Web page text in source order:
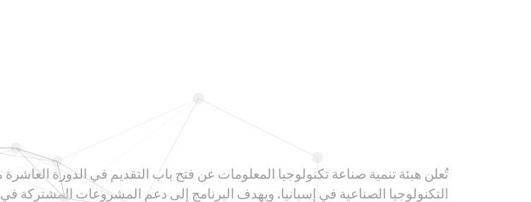
تُعلن هيئة تنمية صناعة تكنولوجيا المعلومات عن فتح باب التقديم في الدورة العاشرة
التكنولوجيا الصناعية في إسبانيا. ويهدف البرنامج إلى دعم المشروعات المشتركة في